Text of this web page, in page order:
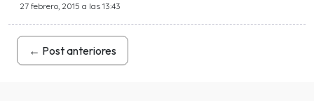
27 febrero, 2015 a las 13:43
← Post anteriores